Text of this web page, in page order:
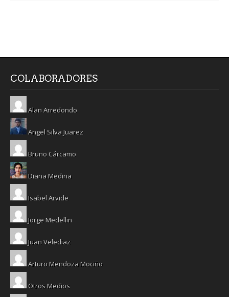
COLABORADORES
Alan Arredondo
Angel Silva Juarez
Bruno Cárcamo
Diana Medina
Isabel Arvide
Jorge Medellin
Juan Velediaz
Arturo Mendoza Mociño
Otros Medios